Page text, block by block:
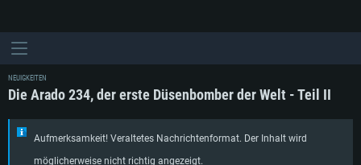
NEUIGKEITEN
Die Arado 234, der erste Düsenbomber der Welt - Teil II
Aufmerksamkeit! Veraltetes Nachrichtenformat. Der Inhalt wird
möglicherweise nicht richtig angezeigt.